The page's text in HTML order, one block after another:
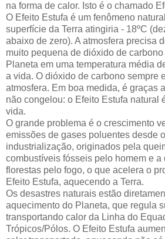
na forma de calor. Isto é o chamado
O Efeito Estufa é um fenômeno
superfície da Terra atingiria - 18ºC
abaixo de zero). A atmosfera precisa
muito pequena de dióxido de
Planeta em uma temperatura média
a vida. O dióxido de carbono sempre
atmosfera. Em boa medida, é graças
não congelou: o Efeito Estufa natural
vida.
O grande problema é o crescimento
emissões de gases poluentes desde
industrialização, originados pela
combustíveis fósseis pelo homem e a
florestas pelo fogo, o que acelera o
Efeito Estufa, aquecendo a Terra.
Os desastres naturais estão
aquecimento do Planeta, que regula
transportando calor da Linha do
Trópicos/Pólos. O Efeito Estufa